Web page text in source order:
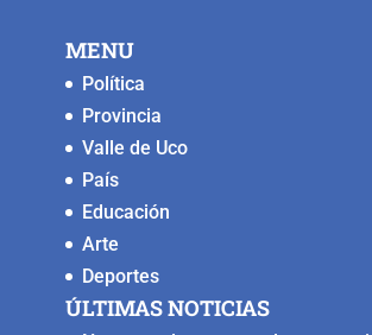
MENU
Política
Provincia
Valle de Uco
País
Educación
Arte
Deportes
ÚLTIMAS NOTICIAS